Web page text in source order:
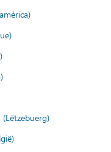
(Lëtzebuerg)